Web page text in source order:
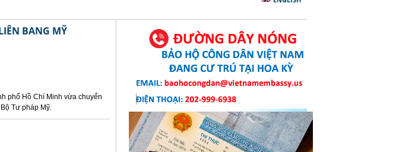
BANG MỸ
phố Hồ Chí Minh vừa chuyển
Tư pháp Mỹ.